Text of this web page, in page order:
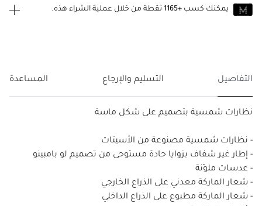
يمكنك كسب +1165
نقطة من خلال عملية الشراء هذه.
التفاصيل التسليم والإرجاع المساعدة
نظارات شمسية بتصميم على شكل ماسة
- نظارات شمسية مصنوعة من الأسيتات
- إطار غير شفاف بزوايا حادة مستوحى من تصميم لو بامبينو
- عدسات ملوّنة
- شعار الماركة معدني على الذراع الخارجي
- شعار الماركة مطبوع على الذراع الداخلي